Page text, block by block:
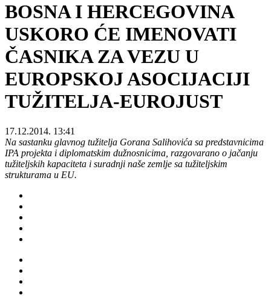
BOSNA I HERCEGOVINA
USKORO ĆE IMENOVATI
ČASNIKA ZA VEZU U
EUROPSKOJ ASOCIJACIJI
TUŽITELJA-EUROJUST
17.12.2014. 13:41
Na sastanku glavnog tužitelja Gorana Salihovića sa predstavnicima
IPA projekta i diplomatskim dužnosnicima, razgovarano o jačanju
tužiteljskih kapaciteta i suradnji naše zemlje sa tužiteljskim
strukturama u EU.